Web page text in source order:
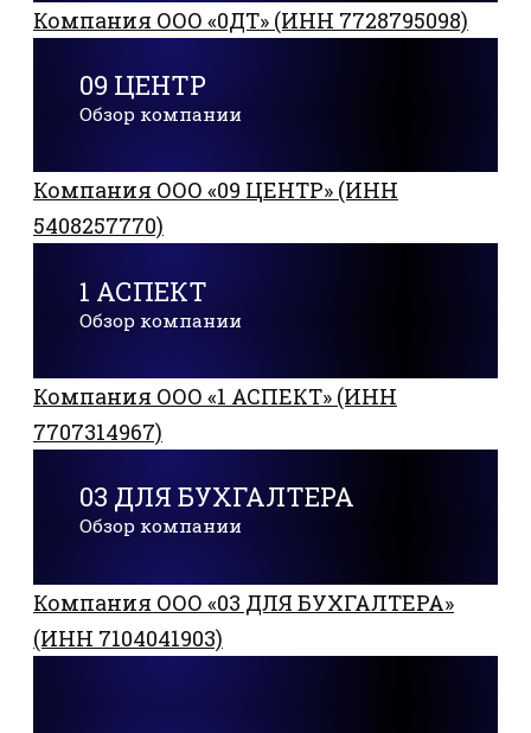
Компания ООО «0ДТ» (ИНН 7728795098)
09 ЦЕНТР
Обзор компании
Компания ООО «09 ЦЕНТР» (ИНН
5408257770)
1 АСПЕКТ
Обзор компании
Компания ООО «1 АСПЕКТ» (ИНН
7707314967)
03 ДЛЯ БУХГАЛТЕРА
Обзор компании
Компания ООО «03 ДЛЯ БУХГАЛТЕРА»
(ИНН 7104041903)